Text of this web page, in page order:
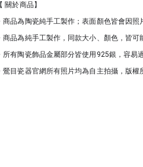
【 關於商品】
商品為陶瓷純手工製作；表面顏色皆會因照
商品為純手工製作，同款大小、顏色，皆可
所有陶瓷飾品金屬部分皆使用925銀，容易
鶯目瓷器官網所有照片均為自主拍攝，版